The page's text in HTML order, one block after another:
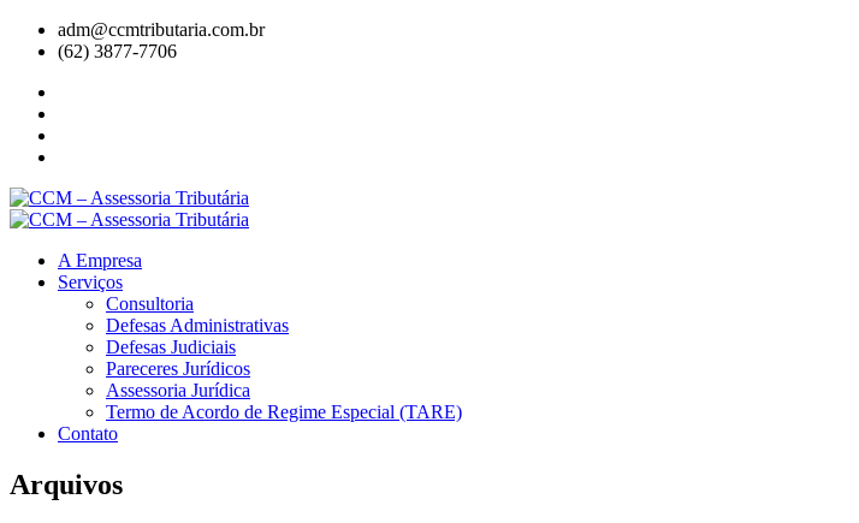
adm@ccmtributaria.com.br
(62) 3877-7706
A Empresa
Serviços
Consultoria
Defesas Administrativas
Defesas Judiciais
Pareceres Jurídicos
Assessoria Jurídica
Termo de Acordo de Regime Especial (TARE)
Contato
Arquivos